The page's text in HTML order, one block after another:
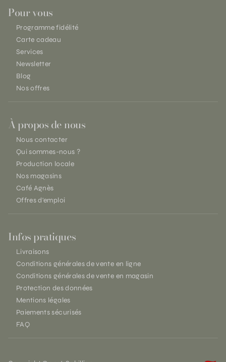
Pour vous
Programme fidélité
Carte cadeau
Services
Newsletter
Blog
Nos offres
À propos de nous
Nous contacter
Qui sommes-nous ?
Production locale
Nos magasins
Café Agnès
Offres d'emploi
Infos pratiques
Livraisons
Conditions générales de vente en ligne
Conditions générales de vente en magasin
Protection des données
Mentions légales
Paiements sécurisés
FAQ